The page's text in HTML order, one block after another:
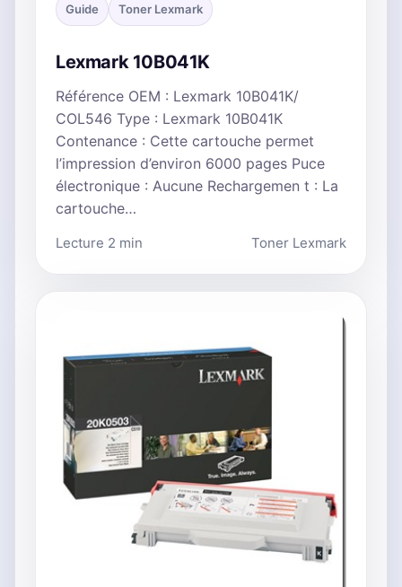
Guide Toner Lexmark
Lexmark 10B041K
Référence OEM : Lexmark 10B041K/
COL546 Type : Lexmark 10B041K
Contenance : Cette cartouche permet
l’impression d’environ 6000 pages Puce
électronique : Aucune Rechargemen t : La
cartouche…
Lecture 2 min Toner Lexmark